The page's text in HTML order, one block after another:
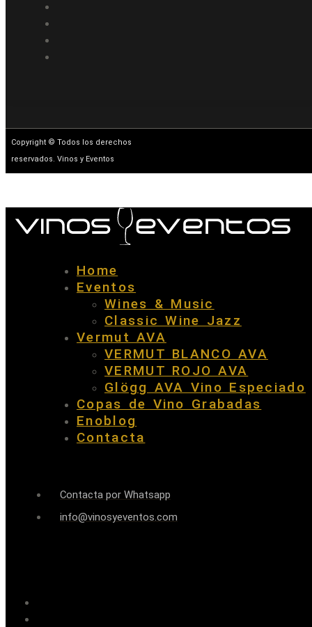
Copyright © Todos los derechos
reservados. Vinos y Eventos
Home
Eventos
Wines & Music
Classic Wine Jazz
Vermut AVA
VERMUT BLANCO AVA
VERMUT ROJO AVA
Glögg AVA Vino Especiado
Copas de Vino Grabadas
Enoblog
Contacta
Contacta por Whatsapp
info@vinosyeventos.com